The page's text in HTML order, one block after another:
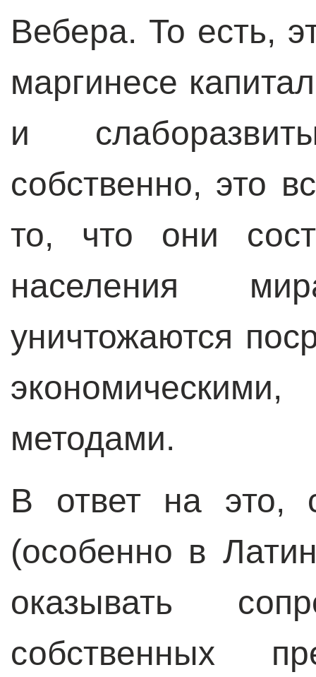
Вебера. То есть,
маргинесе
и
собственно, это
то, что они
населения
уничтожаются
методами.
В ответ на это,
(особенно в
оказывать
собственных